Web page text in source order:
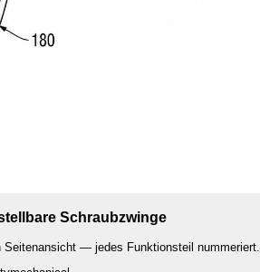
Schraubzwinge
— jedes Funktionsteil nummeriert.